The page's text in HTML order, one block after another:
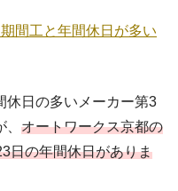
間工と年間休日が多い
休日の多いメーカー第3
オートワークス京都の
日の年間休日がありま